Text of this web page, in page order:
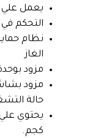
يعمل علي
التحكم
نظام
الغاز
مزود
حالة
كجم.